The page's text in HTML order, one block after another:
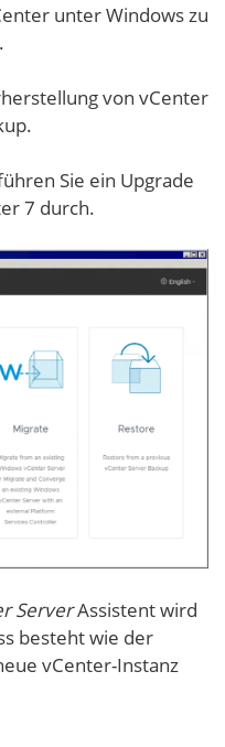
unter Windows zu
von vCenter
Sie ein Upgrade
7 durch.
ServerAssistent wird
besteht wie der
vCenter-Instanz